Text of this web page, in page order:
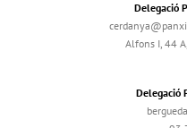
Delegació
Alfons I, 44
Delegació